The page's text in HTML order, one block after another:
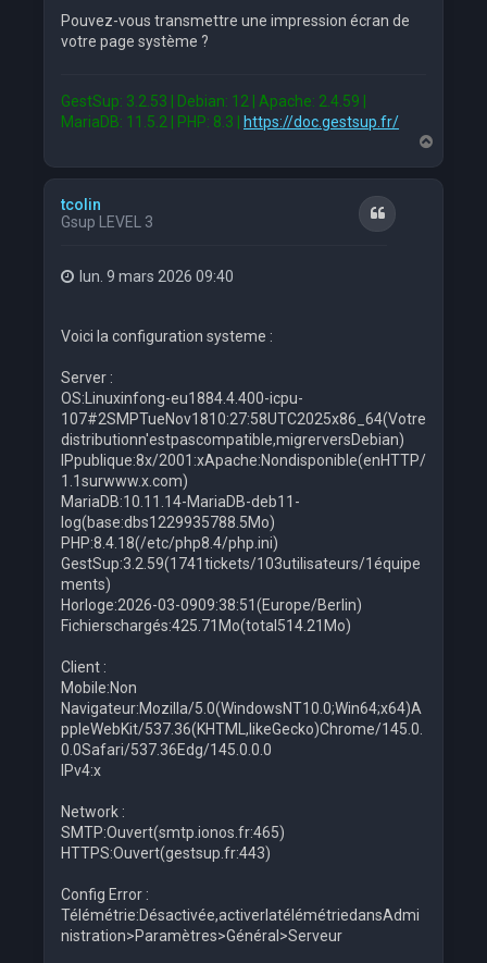
Pouvez-vous transmettre une impression écran de
votre page système ?
GestSup: 3.2.53 | Debian: 12 | Apache: 2.4.59 |
MariaDB: 11.5.2 | PHP: 8.3 | https://doc.gestsup.fr/
a
tcolin
Gsup LEVEL 3
Citation
lun. 9 mars 2026 09:40
Voici la configuration systeme :
Server :
OS:Linuxinfong-eu1884.4.400-icpu-
107#2SMPTueNov1810:27:58UTC2025x86_64(Votre
distributionn'estpascompatible,migrerversDebian)
IPpublique:8x/2001:xApache:Nondisponible(enHTTP/
1.1surwww.x.com)
MariaDB:10.11.14-MariaDB-deb11-
log(base:dbs1229935788.5Mo)
PHP:8.4.18(/etc/php8.4/php.ini)
GestSup:3.2.59(1741tickets/103utilisateurs/1équipe
ments)
Horloge:2026-03-0909:38:51(Europe/Berlin)
Fichierschargés:425.71Mo(total514.21Mo)
Client :
Mobile:Non
Navigateur:Mozilla/5.0(WindowsNT10.0;Win64;x64)A
ppleWebKit/537.36(KHTML,likeGecko)Chrome/145.0.
0.0Safari/537.36Edg/145.0.0.0
IPv4:x
Network :
SMTP:Ouvert(smtp.ionos.fr:465)
HTTPS:Ouvert(gestsup.fr:443)
Config Error :
Télémétrie:Désactivée,activerlatélémétriedansAdmi
nistration>Paramètres>Général>Serveur